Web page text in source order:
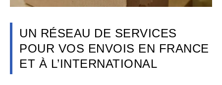
UN RÉSEAU DE SERVICES
POUR VOS ENVOIS EN FRANCE
ET À L’INTERNATIONAL